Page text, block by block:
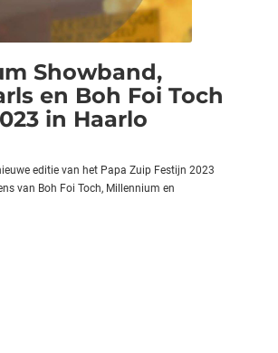
Showband,
en Boh Foi Toch
in Haarlo
editie van het Papa Zuip Festijn 2023
van Boh Foi Toch, Millennium en